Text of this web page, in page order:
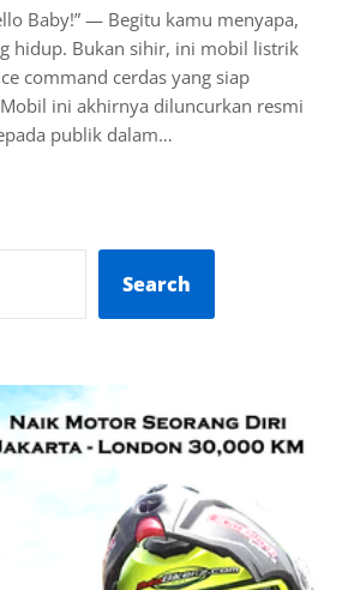
Baby!” — Begitu kamu menyapa,
hidup. Bukan sihir, ini mobil listrik
command cerdas yang siap
ini akhirnya diluncurkan resmi
publik dalam…
Search